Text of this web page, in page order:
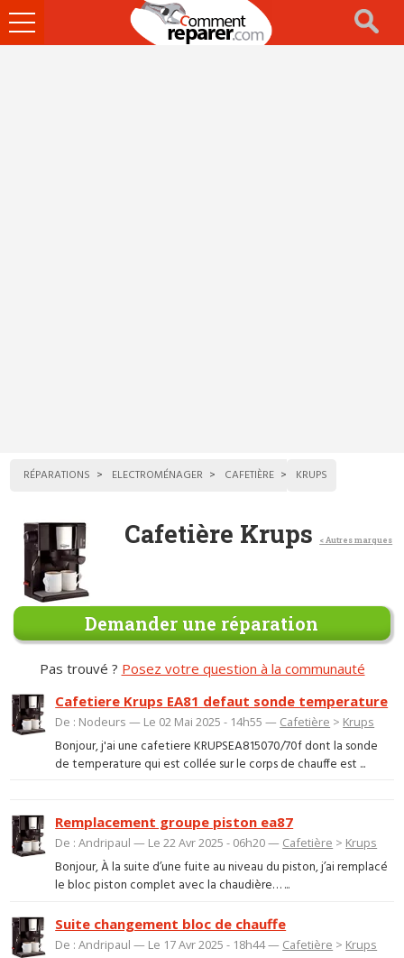
Ouvrir
le
RÉPARATIONS ELECTROMÉNAGER CAFETIÈRE KRUPS
Cafetière Krups < Autres marques
Demander une réparation
Pas trouvé ? Posez votre question à la communauté
Cafetiere Krups EA81 defaut sonde temperature
De : Nodeurs — Le 02 Mai 2025 - 14h55 — Cafetière > Krups
Bonjour, j'ai une cafetiere KRUPSEA815070/70f dont la sonde
de temperature qui est collée sur le corps de chauffe est ...
Remplacement groupe piston ea87
De : Andripaul — Le 22 Avr 2025 - 06h20 — Cafetière > Krups
Bonjour, À la suite d’une fuite au niveau du piston, j’ai remplacé
le bloc piston complet avec la chaudière… ...
Suite changement bloc de chauffe
De : Andripaul — Le 17 Avr 2025 - 18h44 — Cafetière > Krups